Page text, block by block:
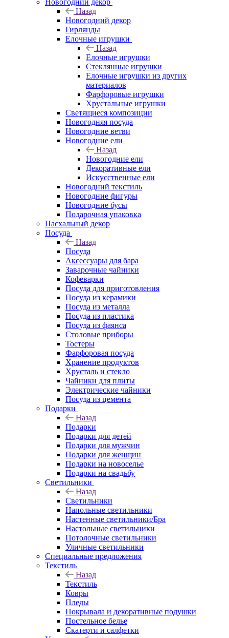
Новогодний декор
Назад
Новогодний декор
Гирлянды
Елочные игрушки
Назад
Елочные игрушки
Стеклянные игрушки
Елочные игрушки из других
материалов
Фарфоровые игрушки
Хрустальные игрушки
Светящиеся композиции
Новогодняя посуда
Новогодние ветви
Новогодние ели
Назад
Новогодние ели
Декоративные ели
Искусственные ели
Новогодний текстиль
Новогодние фигуры
Новогодние бусы
Подарочная упаковка
Пасхальный декор
Посуда
Назад
Посуда
Аксессуары для бара
Заварочные чайники
Кофеварки
Посуда для приготовления
Посуда из керамики
Посуда из металла
Посуда из пластика
Посуда из фаянса
Столовые приборы
Тостеры
Фарфоровая посуда
Хранение продуктов
Хрусталь и стекло
Чайники для плиты
Электрические чайники
Посуда из цемента
Подарки
Назад
Подарки
Подарки для детей
Подарки для мужчин
Подарки для женщин
Подарки на новоселье
Подарки на свадьбу
Светильники
Назад
Светильники
Напольные светильники
Настенные светильники/Бра
Настольные светильники
Потолочные светильники
Уличные светильники
Специальные предложения
Текстиль
Назад
Текстиль
Ковры
Пледы
Покрывала и декоративные подушки
Постельное белье
Скатерти и салфетки